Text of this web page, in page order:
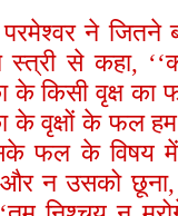
परमेश्वर ने
से कहा,
के किसी वृक्ष का
के वृक्षों के फल
फल के विषय में
न उसको छूना,